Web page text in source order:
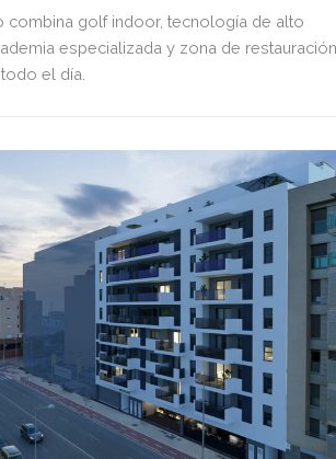
combina golf indoor, tecnología de alto
especializada y zona de
el día.